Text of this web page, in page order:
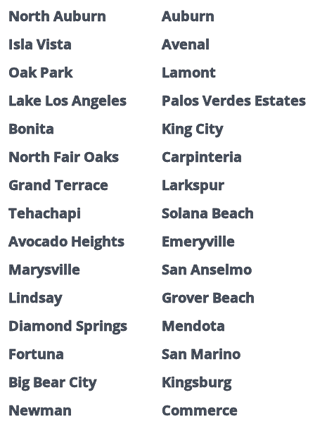
North Auburn
Auburn
Isla Vista
Avenal
Oak Park
Lamont
Lake Los Angeles
Palos Verdes Estates
Bonita
King City
North Fair Oaks
Carpinteria
Grand Terrace
Larkspur
Tehachapi
Solana Beach
Avocado Heights
Emeryville
Marysville
San Anselmo
Lindsay
Grover Beach
Diamond Springs
Mendota
Fortuna
San Marino
Big Bear City
Kingsburg
Newman
Commerce